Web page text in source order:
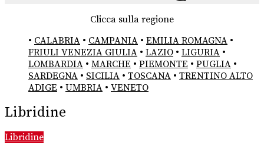
Clicca sulla regione
• CALABRIA • CAMPANIA • EMILIA ROMAGNA •
FRIULI VENEZIA GIULIA • LAZIO • LIGURIA •
LOMBARDIA • MARCHE • PIEMONTE • PUGLIA •
SARDEGNA • SICILIA • TOSCANA • TRENTINO ALTO
ADIGE • UMBRIA • VENETO
Libridine
Libridine